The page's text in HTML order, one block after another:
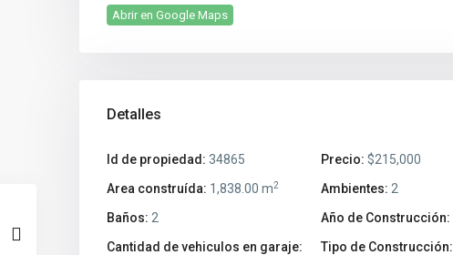
Abrir en Google Maps
Detalles
Id de propiedad: 34865 Precio: $215,000
Area construída: 1,838.00 m2 Ambientes: 2
Baños: 2 Año de Construcción:
Cantidad de vehiculos en garaje:
Tipo de Construcción: